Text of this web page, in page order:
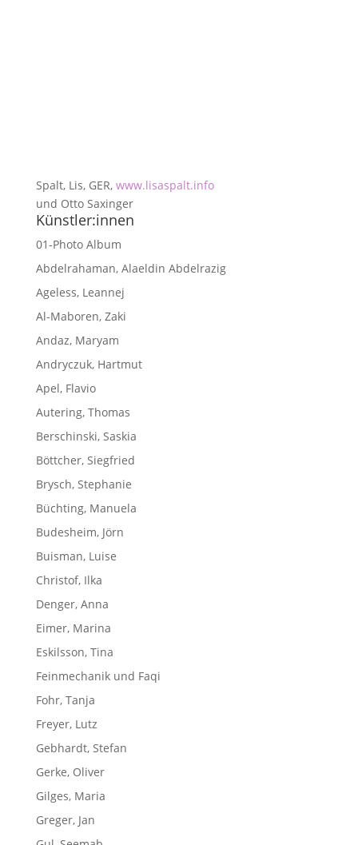
Spalt, Lis, GER, www.lisaspalt.info
und Otto Saxinger
Künstler:innen
01-Photo Album
Abdelrahaman, Alaeldin Abdelrazig
Ageless, Leannej
Al-Maboren, Zaki
Andaz, Maryam
Andryczuk, Hartmut
Apel, Flavio
Autering, Thomas
Berschinski, Saskia
Böttcher, Siegfried
Brysch, Stephanie
Büchting, Manuela
Budesheim, Jörn
Buisman, Luise
Christof, Ilka
Denger, Anna
Eimer, Marina
Eskilsson, Tina
Feinmechanik und Faqi
Fohr, Tanja
Freyer, Lutz
Gebhardt, Stefan
Gerke, Oliver
Gilges, Maria
Greger, Jan